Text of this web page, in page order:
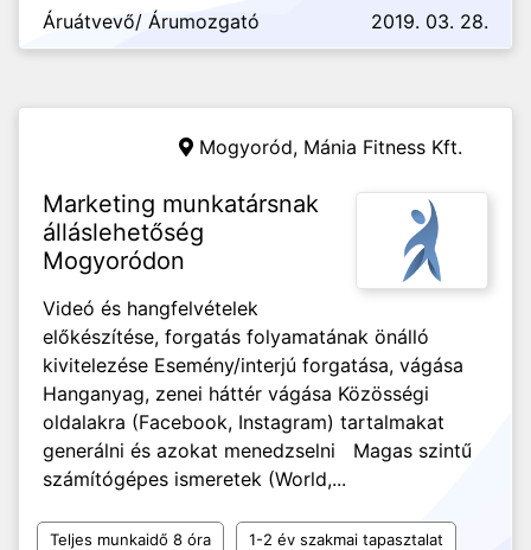
Áruátvevő/ Árumozgató 2019. 03. 28.
Mogyoród, Mánia Fitness Kft.
Marketing munkatársnak
álláslehetőség
Mogyoródon
Videó és hangfelvételek
előkészítése, forgatás folyamatának önálló
kivitelezése Esemény/interjú forgatása, vágása
Hanganyag, zenei háttér vágása Közösségi
oldalakra (Facebook, Instagram) tartalmakat
generálni és azokat menedzselni Magas szintű
számítógépes ismeretek (World,...
Teljes munkaidő 8 óra 1-2 év szakmai tapasztalat